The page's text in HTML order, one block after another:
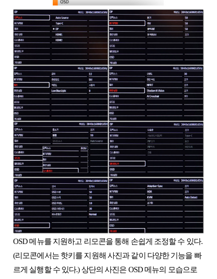
OSD 메뉴를 지원하고 리모콘을 통해 손쉽게 조정할 수 있다.
(리모콘에서는 핫키를 지원해 사진과 같이 다양한 기능을 빠
르게 실행할 수 있다.) 상단의 사진은 OSD 메뉴의 모습으로